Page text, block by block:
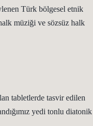
Türk bölgesel etnik
müziği ve sözsüz halk
tabletlerde tasvir edilen
yedi tonlu diatonik